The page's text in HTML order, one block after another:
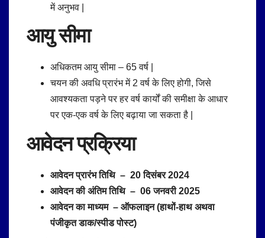
में अनुभव |
आयु सीमा
अधिकतम आयु सीमा – 65 वर्ष |
चयन की अवधि प्रारंभ में 2 वर्ष के लिए होगी, जिसे
आवश्यकता पड़ने पर हर वर्ष कार्यों की समीक्षा के आधार
पर एक-एक वर्ष के लिए बढ़ाया जा सकता है |
आवेदन प्रक्रिया
आवेदन प्रारंभ तिथि – 20 दिसंबर 2024
आवेदन की अंतिम तिथि – 06 जनवरी 2025
आवेदन का माध्यम – ऑफलाइन (हाथों-हाथ अथवा
पंजीकृत डाक/स्पीड पोस्ट)